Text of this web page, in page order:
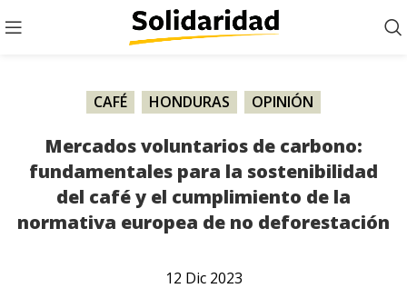
CAFÉ HONDURAS OPINIÓN
Mercados voluntarios de carbono:
fundamentales para la sostenibilidad
del café y el cumplimiento de la
normativa europea de no deforestación
12 Dic 2023